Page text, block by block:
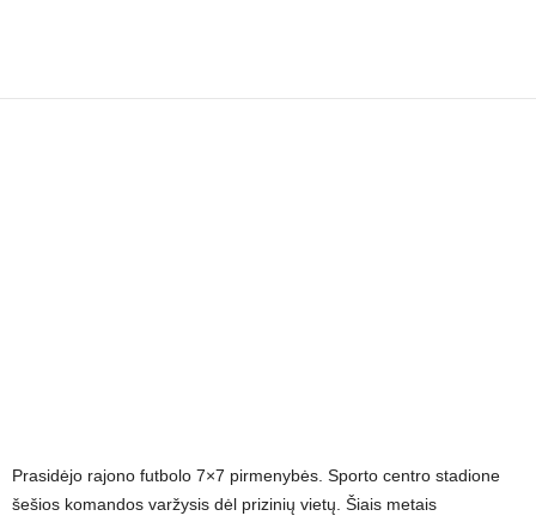
Prasidėjo rajono futbolo 7×7 pirmenybės. Sporto centro stadione
šešios komandos varžysis dėl prizinių vietų. Šiais metais